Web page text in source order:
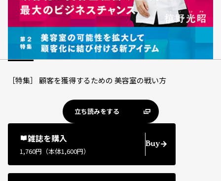
［特集］ 顧客を獲得するための 美容室の戦い方
立ち読みをする
雑誌を購入
1,760円（本体1,600円）
Buy